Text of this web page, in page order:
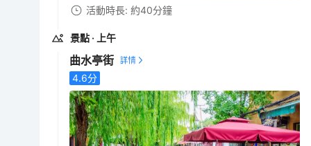
活動時長: 約40分鐘
景點 · 上午
曲水亭街
4.6分